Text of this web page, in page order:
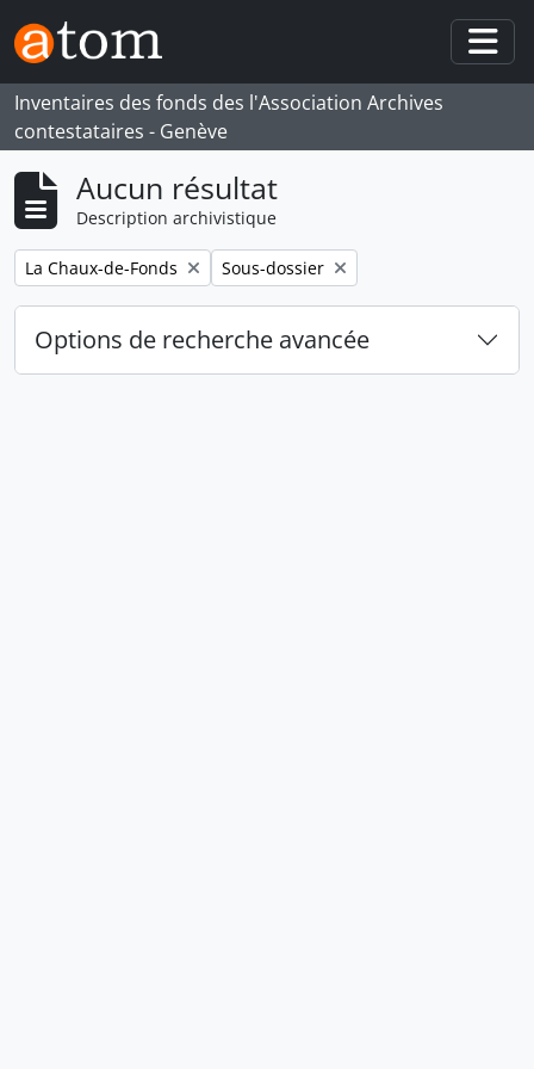
Skip to main content
Inventaires des fonds des l'Association Archives
contestataires - Genève
Aucun résultat
Description archivistique
Remove filter:
La Chaux-de-Fonds Remove filter:
Sous-dossier
Options de recherche avancée